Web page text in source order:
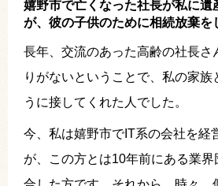
嬉野市で亡くなった社長が私に遺
が、彼の子供のために相続放棄を
長年、交流のあった高齢の社長さ
りがないということで、私の家族
うに接してくれた人でした。
今、私は嬉野市でIT系の会社を経
が、この方とは10年前にある業